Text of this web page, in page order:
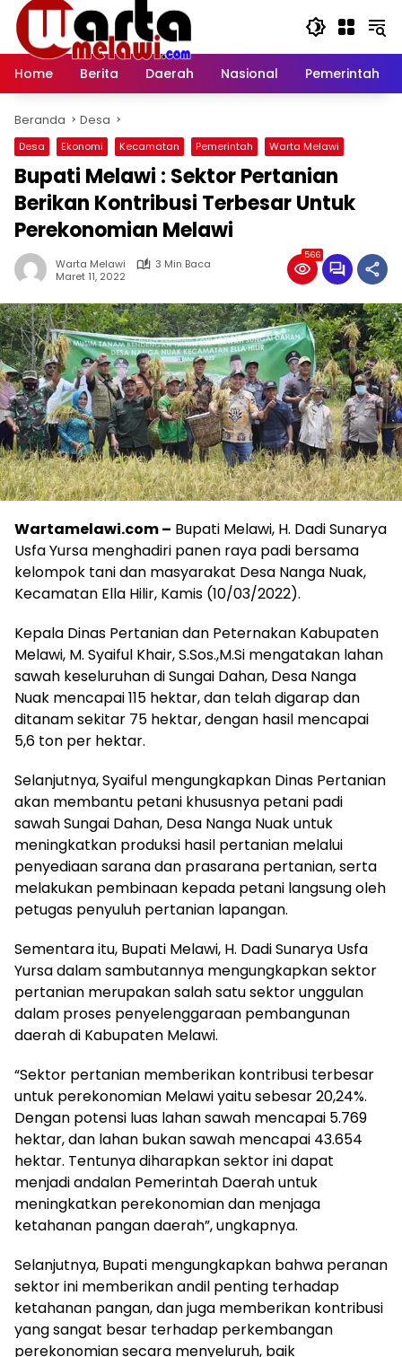
Langsung
konten
Home
Berita Daerah Nasional Pemerintah
Beranda Desa
Desa Ekonomi Kecamatan Pemerintah Warta Melawi
Bupati Melawi : Sektor Pertanian
Berikan Kontribusi Terbesar Untuk
Perekonomian Melawi
Warta Melawi
3 Min Baca
Maret 11, 2022
566
Wartamelawi.com – Bupati Melawi, H. Dadi Sunarya
Usfa Yursa menghadiri panen raya padi bersama
kelompok tani dan masyarakat Desa Nanga Nuak,
Kecamatan Ella Hilir, Kamis (10/03/2022).
Kepala Dinas Pertanian dan Peternakan Kabupaten
Melawi, M. Syaiful Khair, S.Sos.,M.Si mengatakan lahan
sawah keseluruhan di Sungai Dahan, Desa Nanga
Nuak mencapai 115 hektar, dan telah digarap dan
ditanam sekitar 75 hektar, dengan hasil mencapai
5,6 ton per hektar.
Selanjutnya, Syaiful mengungkapkan Dinas Pertanian
akan membantu petani khususnya petani padi
sawah Sungai Dahan, Desa Nanga Nuak untuk
meningkatkan produksi hasil pertanian melalui
penyediaan sarana dan prasarana pertanian, serta
melakukan pembinaan kepada petani langsung oleh
petugas penyuluh pertanian lapangan.
Sementara itu, Bupati Melawi, H. Dadi Sunarya Usfa
Yursa dalam sambutannya mengungkapkan sektor
pertanian merupakan salah satu sektor unggulan
dalam proses penyelenggaraan pembangunan
daerah di Kabupaten Melawi.
“Sektor pertanian memberikan kontribusi terbesar
untuk perekonomian Melawi yaitu sebesar 20,24%.
Dengan potensi luas lahan sawah mencapai 5.769
hektar, dan lahan bukan sawah mencapai 43.654
hektar. Tentunya diharapkan sektor ini dapat
menjadi andalan Pemerintah Daerah untuk
meningkatkan perekonomian dan menjaga
ketahanan pangan daerah”, ungkapnya.
Selanjutnya, Bupati mengungkapkan bahwa peranan
sektor ini memberikan andil penting terhadap
ketahanan pangan, dan juga memberikan kontribusi
yang sangat besar terhadap perkembangan
perekonomian secara menyeluruh, baik